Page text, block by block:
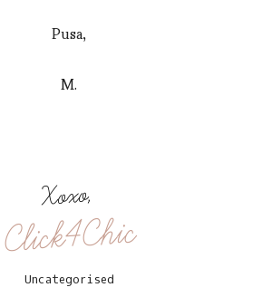
Pusa,
M.
Xoxo,
Click4Chic
Uncategorised